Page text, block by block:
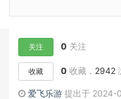
數據洩露隱腐蝕犯風險。
進監控、跟蹤他非法活動，
戶啟曾經該這潛險有解操縱
做出否啟決策，戶該根據需
关注 0 关注
收藏 0 收藏， 2942
爱飞乐游 提出于 2024-